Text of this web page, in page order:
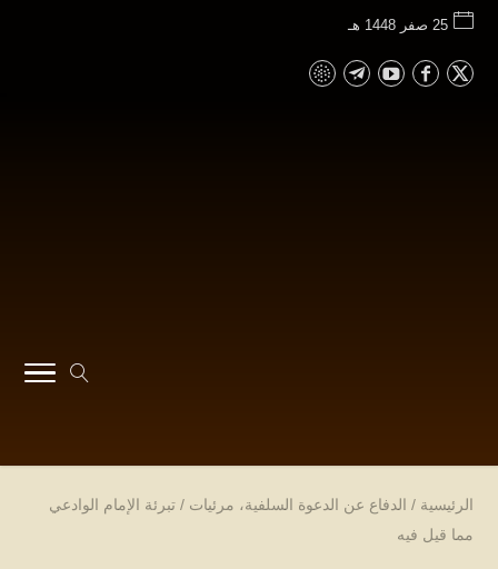
25 صفر 1448 هـ
الرئيسية / الدفاع عن الدعوة السلفية، مرئيات / تبرئة الإمام الوادعي
مما قيل فيه